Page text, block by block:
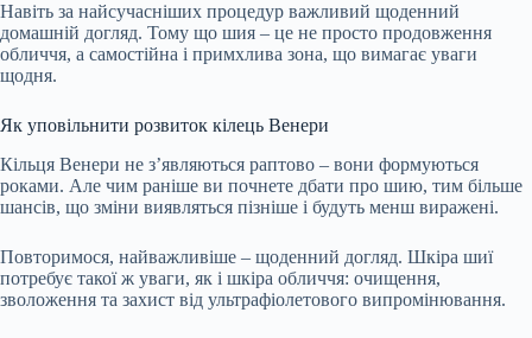
Навіть за найсучасніших процедур важливий щоденний
домашній догляд. Тому що шия – це не просто продовження
обличчя, а самостійна і примхлива зона, що вимагає уваги
щодня.
Як уповільнити розвиток кілець Венери
Кільця Венери не з’являються раптово – вони формуються
роками. Але чим раніше ви почнете дбати про шию, тим більше
шансів, що зміни виявляться пізніше і будуть менш виражені.
Повторимося, найважливіше – щоденний догляд. Шкіра шиї
потребує такої ж уваги, як і шкіра обличчя: очищення,
зволоження та захист від ультрафіолетового випромінювання.